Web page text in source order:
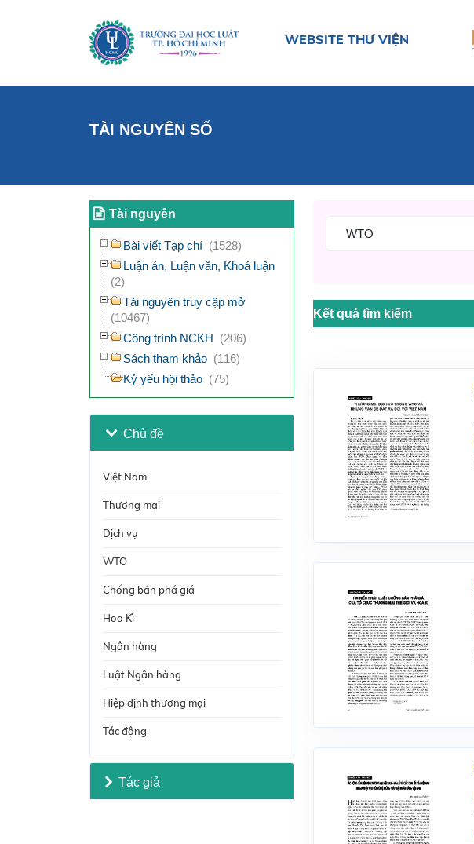
WEBSITE THƯ VIỆN
TÀI NGUYÊN SỐ
Tài nguyên
Bài viết Tạp chí (1528)
Luận án, Luận văn, Khoá luận
(2)
Tài nguyên truy cập mở
(10467)
Công trình NCKH (206)
Sách tham khảo (116)
Kỷ yếu hội thảo (75)
Chủ đề
Việt Nam
Thương mại
Dịch vụ
WTO
Chống bán phá giá
Hoa Kì
Ngân hàng
Luật Ngân hàng
Hiệp định thương mại
Tác động
Tác giả
Kết quả tìm kiếm